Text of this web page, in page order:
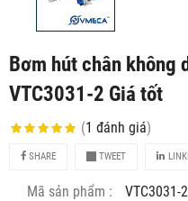
Bơm hút chân không
VTC3031-2 Giá tốt
(1 đánh giá)
SHARE TWEET
Mã sản phẩm :
VTC3031-2